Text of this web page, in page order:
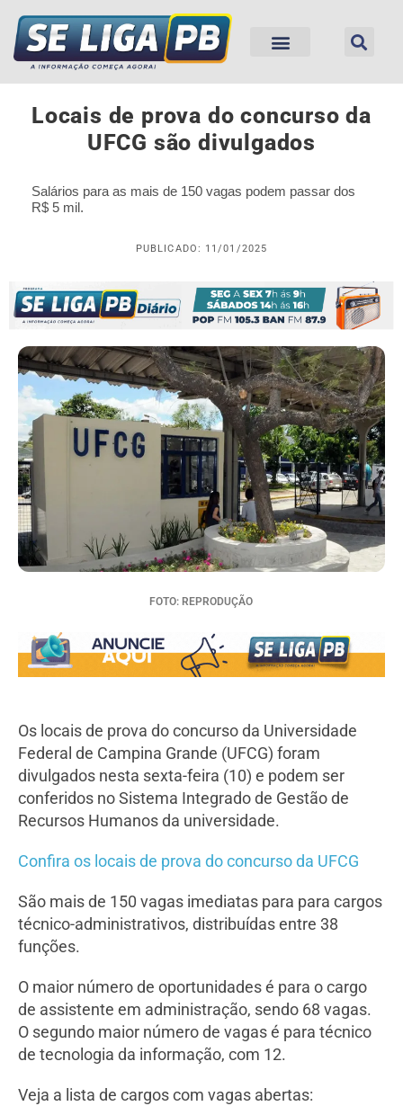
Locais de prova do concurso da
UFCG são divulgados
Salários para as mais de 150 vagas podem passar dos
R$ 5 mil.
PUBLICADO: 11/01/2025
FOTO: REPRODUÇÃO
Os locais de prova do concurso da Universidade
Federal de Campina Grande (UFCG) foram
divulgados nesta sexta-feira (10) e podem ser
conferidos no Sistema Integrado de Gestão de
Recursos Humanos da universidade.
Confira os locais de prova do concurso da UFCG
São mais de 150 vagas imediatas para para cargos
técnico-administrativos, distribuídas entre 38
funções.
O maior número de oportunidades é para o cargo
de assistente em administração, sendo 68 vagas.
O segundo maior número de vagas é para técnico
de tecnologia da informação, com 12.
Veja a lista de cargos com vagas abertas: